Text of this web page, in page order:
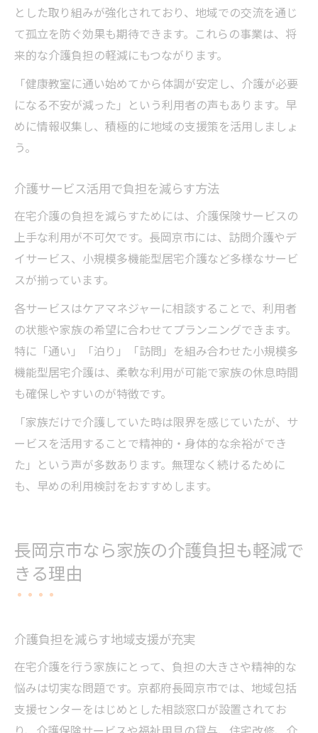
とした取り組みが強化されており、地域での交流を通じ
て孤立を防ぐ効果も期待できます。これらの事業は、将
来的な介護負担の軽減にもつながります。
「健康教室に通い始めてから体調が安定し、介護が必要
になる不安が減った」という利用者の声もあります。早
めに情報収集し、積極的に地域の支援策を活用しましょ
う。
介護サービス活用で負担を減らす方法
在宅介護の負担を減らすためには、介護保険サービスの
上手な利用が不可欠です。長岡京市には、訪問介護やデ
イサービス、小規模多機能型居宅介護など多様なサービ
スが揃っています。
各サービスはケアマネジャーに相談することで、利用者
の状態や家族の希望に合わせてプランニングできます。
特に「通い」「泊り」「訪問」を組み合わせた小規模多
機能型居宅介護は、柔軟な利用が可能で家族の休息時間
も確保しやすいのが特徴です。
「家族だけで介護していた時は限界を感じていたが、サ
ービスを活用することで精神的・身体的な余裕ができ
た」という声が多数あります。無理なく続けるために
も、早めの利用検討をおすすめします。
長岡京市なら家族の介護負担も軽減で
きる理由
介護負担を減らす地域支援が充実
在宅介護を行う家族にとって、負担の大きさや精神的な
悩みは切実な問題です。京都府長岡京市では、地域包括
支援センターをはじめとした相談窓口が設置されてお